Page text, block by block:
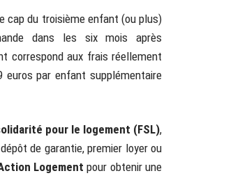
cap du troisième enfant (ou plus)
dans les six mois après
correspond aux frais réellement
euros par enfant supplémentaire
pour le logement (FSL),
de garantie, premier loyer ou
Logement pour obtenir une